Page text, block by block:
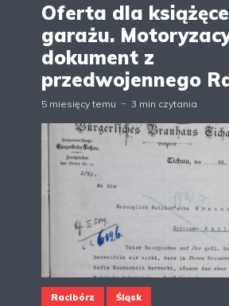
Oferta dla
garażu.
dokument z
przedwojennego
5 miesięcy temu 3 min czytania
Racibórz Śląsk